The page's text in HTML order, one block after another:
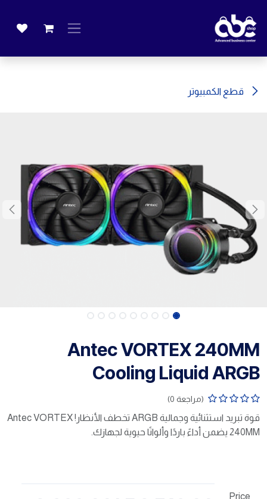
قطع الكمبيوتر
Antec VORTEX 240MM
Cooling Liquid ARGB
(مراجعة 0)
قوة تبريد استثنائية وجمالية ARGB تخطف الأنظار! Antec VORTEX
240MM يضمن أداءً باردًا وألوانًا حيوية لجهازك.
Price